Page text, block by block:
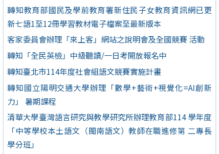
轉知教育部國民及學前教育署新住民子女教育資訊網已更
新七語1至12冊學習教材電子檔案至最新版本
客家委員會辦理「來上客」網站之說明會及全國競賽 活動
轉知「全民英檢」中級聽讀/一日考開放報名中
轉知臺北市114年度社會組語文競賽實施計畫
轉知國立陽明交通大學辦理「數學+藝術+視覺化=AI創新
力」 暑期課程
清華大學臺灣語言研究與教學研究所辦理教育部114 學年度
「中等學校本土語文（閩南語文）教師在職進修第 二專長
學分班」